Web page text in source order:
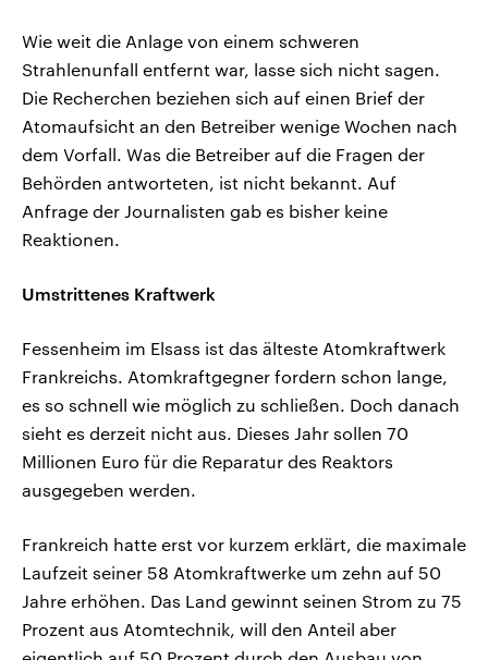
Wie weit die Anlage von einem schweren
Strahlenunfall entfernt war, lasse sich nicht sagen.
Die Recherchen beziehen sich auf einen Brief der
Atomaufsicht an den Betreiber wenige Wochen nach
dem Vorfall. Was die Betreiber auf die Fragen der
Behörden antworteten, ist nicht bekannt. Auf
Anfrage der Journalisten gab es bisher keine
Reaktionen.
Umstrittenes Kraftwerk
Fessenheim im Elsass ist das älteste Atomkraftwerk
Frankreichs. Atomkraftgegner fordern schon lange,
es so schnell wie möglich zu schließen. Doch danach
sieht es derzeit nicht aus. Dieses Jahr sollen 70
Millionen Euro für die Reparatur des Reaktors
ausgegeben werden.
Frankreich hatte erst vor kurzem erklärt, die maximale
Laufzeit seiner 58 Atomkraftwerke um zehn auf 50
Jahre erhöhen. Das Land gewinnt seinen Strom zu 75
Prozent aus Atomtechnik, will den Anteil aber